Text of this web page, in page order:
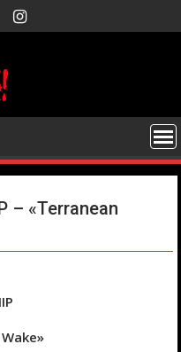
– «Terranean